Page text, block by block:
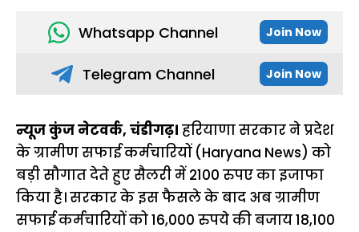
Whatsapp Channel Join Now
Telegram Channel Join Now
न्यूज कुंज नेटवर्क, चंडीगढ़। हरियाणा सरकार ने प्रदेश
के ग्रामीण सफाई कर्मचारियों (Haryana News) को
बड़ी सौगात देते हुए सैलरी में 2100 रुपए का इजाफा
किया है। सरकार के इस फैसले के बाद अब ग्रामीण
सफाई कर्मचारियों को 16,000 रुपये की बजाय 18,100